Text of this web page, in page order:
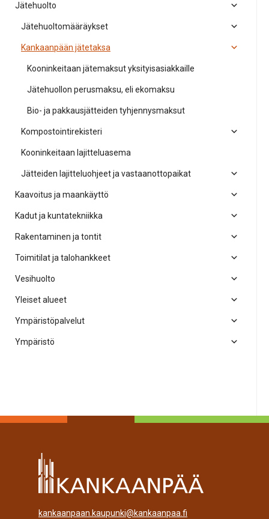
Jätehuolto
Jätehuoltomääräykset
Kankaanpään jätetaksa
Kooninkeitaan jätemaksut yksityisasiakkaille
Jätehuollon perusmaksu, eli ekomaksu
Bio- ja pakkausjätteiden tyhjennysmaksut
Kompostointirekisteri
Kooninkeitaan lajitteluasema
Jätteiden lajitteluohjeet ja vastaanottopaikat
Kaavoitus ja maankäyttö
Kadut ja kuntatekniikka
Rakentaminen ja tontit
Toimitilat ja talohankkeet
Vesihuolto
Yleiset alueet
Ympäristöpalvelut
Ympäristö
kankaanpaan.kaupunki@kankaanpaa.fi